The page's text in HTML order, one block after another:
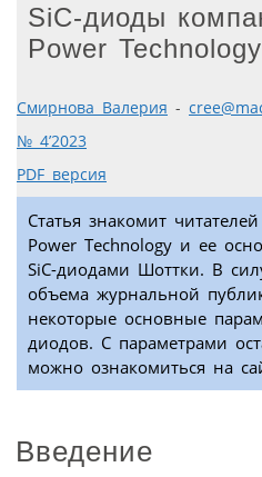
SiC-диоды
Power Technology
Смирнова Валерия -
№ 4’2023
PDF версия
Статья знакомит
Power Technology и ее
SiC-диодами Шоттки. В
объема журнальной
некоторые основные
диодов. С параметрами
можно ознакомиться на
Введение